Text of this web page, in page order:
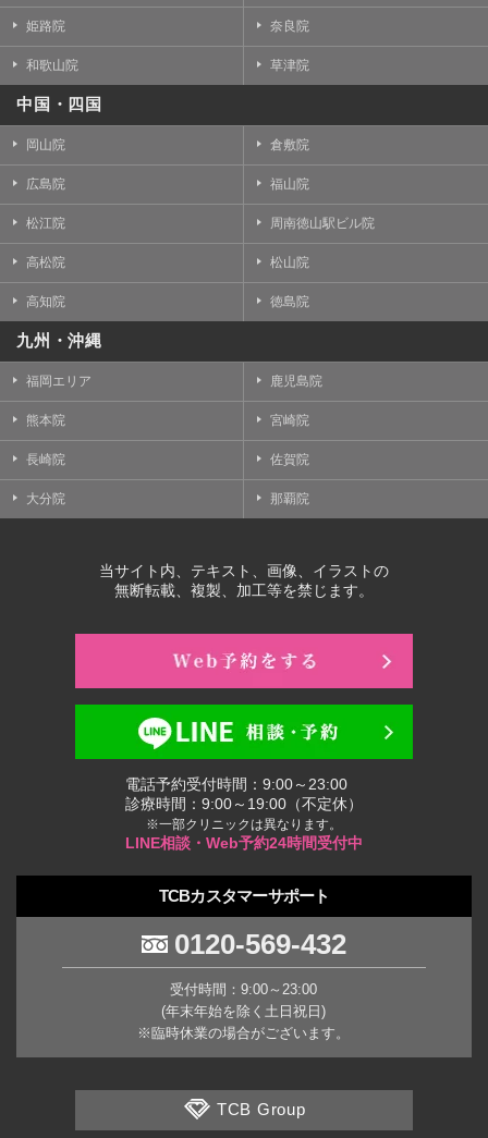
姫路院 奈良院
和歌山院 草津院
中国・四国
岡山院 倉敷院
広島院 福山院
松江院 周南徳山駅ビル院
高松院 松山院
高知院 徳島院
九州・沖縄
福岡エリア 鹿児島院
熊本院 宮崎院
長崎院 佐賀院
大分院 那覇院
当サイト内、テキスト、画像、イラストの
無断転載、複製、加工等を禁じます。
電話予約受付時間：9:00～23:00
診療時間：9:00～19:00（不定休）
※一部クリニックは異なります。
LINE相談・Web予約24時間受付中
TCBカスタマーサポート
0120-569-432
受付時間：9:00～23:00
(年末年始を除く土日祝日)
※臨時休業の場合がございます。
TCB Group